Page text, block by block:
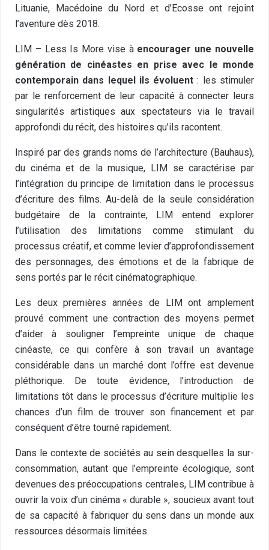
Lituanie, Macédoine du Nord et d’Ecosse ont rejoint
l’aventure dès 2018.
LIM – Less Is More vise à encourager une nouvelle
génération de cinéastes en prise avec le monde
contemporain dans lequel ils évoluent : les stimuler
par le renforcement de leur capacité à connecter leurs
singularités artistiques aux spectateurs via le travail
approfondi du récit, des histoires qu’ils racontent.
Inspiré par des grands noms de l’architecture (Bauhaus),
du cinéma et de la musique, LIM se caractérise par
l’intégration du principe de limitation dans le processus
d’écriture des films. Au-delà de la seule considération
budgétaire de la contrainte, LIM entend explorer
l’utilisation des limitations comme stimulant du
processus créatif, et comme levier d’approfondissement
des personnages, des émotions et de la fabrique de
sens portés par le récit cinématographique.
Les deux premières années de LIM ont amplement
prouvé comment une contraction des moyens permet
d’aider à souligner l’empreinte unique de chaque
cinéaste, ce qui confère à son travail un avantage
considérable dans un marché dont l’offre est devenue
pléthorique. De toute évidence, l’introduction de
limitations tôt dans le processus d’écriture multiplie les
chances d’un film de trouver son financement et par
conséquent d’être tourné rapidement.
Dans le contexte de sociétés au sein desquelles la sur-
consommation, autant que l’empreinte écologique, sont
devenues des préoccupations centrales, LIM contribue à
ouvrir la voix d’un cinéma « durable », soucieux avant tout
de sa capacité à fabriquer du sens dans un monde aux
ressources désormais limitées.